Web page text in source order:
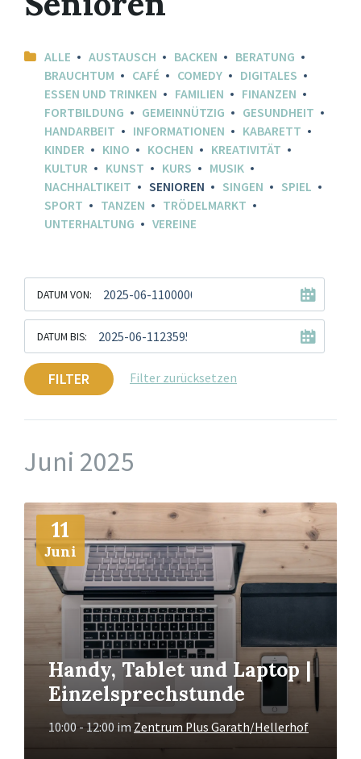
ALLE AUSTAUSCH BACKEN
BERATUNG
BRAUCHTUM
CAFÉ COMEDY
DIGITALES
ESSEN UND TRINKEN
FAMILIEN
FINANZEN
FORTBILDUNG
GEMEINNÜTZIG
GESUNDHEIT
HANDARBEIT
INFORMATIONEN
KABARETT
KINDER
KINO KOCHEN
KREATIVITÄT
KULTUR
KUNST KURS
MUSIK
NACHHALTIKEIT
SENIOREN SINGEN
SPIEL
SPORT
TANZEN
TRÖDELMARKT
UNTERHALTUNG
VEREINE
DATUM VON:
DATUM BIS:
FILTER Filter zurücksetzen
Juni 2025
11
Juni
Handy, Tablet und Laptop |
Einzelsprechstunde
10:00 - 12:00 im Zentrum Plus Garath/Hellerhof
Mehr